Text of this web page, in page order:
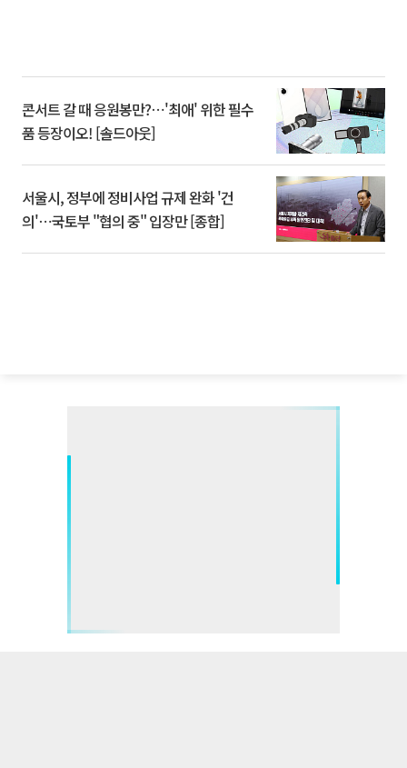
콘서트 갈 때 응원봉만?⋯'최애' 위한 필수
품 등장이오! [솔드아웃]
서울시, 정부에 정비사업 규제 완화 '건
의'⋯국토부 "협의 중" 입장만 [종합]